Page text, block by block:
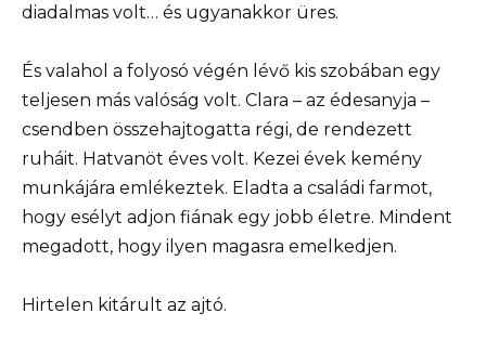
diadalmas volt… és ugyanakkor üres.
És valahol a folyosó végén lévő kis szobában egy
teljesen más valóság volt. Clara – az édesanyja –
csendben összehajtogatta régi, de rendezett
ruháit. Hatvanöt éves volt. Kezei évek kemény
munkájára emlékeztek. Eladta a családi farmot,
hogy esélyt adjon fiának egy jobb életre. Mindent
megadott, hogy ilyen magasra emelkedjen.
Hirtelen kitárult az ajtó.